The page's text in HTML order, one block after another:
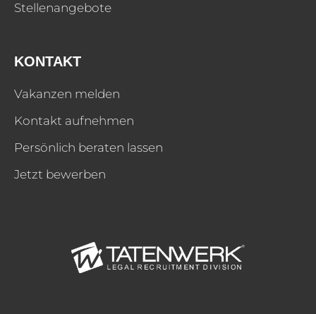
Stellenangebote
KONTAKT
Vakanzen melden
Kontakt aufnehmen
Persönlich beraten lassen
Jetzt bewerben